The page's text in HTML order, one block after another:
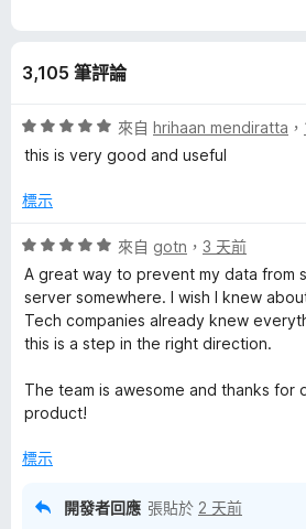
d
g
r
的
評
論
，
分
5
3,105 筆評論
評
價
分
滿
分
分
來自 hrihaan mendiratta ，
this is very good and useful
標示
評
價
5
分
，
分
5
來自 gotn ， 3 天前
A great way to prevent my data from
server somewhere. I wish I knew
Tech companies already knew
this is a step in the right direction.
The team is awesome and thanks for
product!
標示
開發者回應 張貼於 2 天前